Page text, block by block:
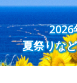
2026
夏祭りな